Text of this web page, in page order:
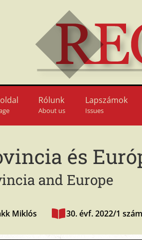
Rólunk
About us
Lapszámok
Issues
és
and Europe
Miklós 30. évf. 2022/1 szám